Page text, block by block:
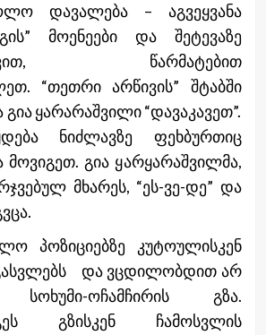
დავალება – აგვეყვანა
მოენეები და შეტევაზე
წარმატებით
“თეთრი არწივის” შტაბში
ყარარაშვილი “დავაკავეთ”.
ნიძლავზე ფეხბურთიც
გია ყარყარაშვილმა,
მხარეს, “ეს-ვე-დე” და
პოზიციებზე კუტოულისკენ
და ვცდილობდით არ
სოხუმი-ოჩამჩირის გზა.
გზისკენ ჩამოსვლის